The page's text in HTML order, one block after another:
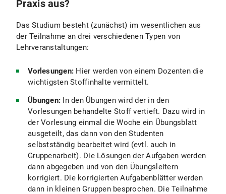
Praxis aus?
Das Studium besteht (zunächst) im wesentlichen aus
der Teilnahme an drei verschiedenen Typen von
Lehrveranstaltungen:
Vorlesungen: Hier werden von einem Dozenten die
wichtigsten Stoffinhalte vermittelt.
Übungen: In den Übungen wird der in den
Vorlesungen behandelte Stoff vertieft. Dazu wird in
der Vorlesung einmal die Woche ein Übungsblatt
ausgeteilt, das dann von den Studenten
selbstständig bearbeitet wird (evtl. auch in
Gruppenarbeit). Die Lösungen der Aufgaben werden
dann abgegeben und von den Übungsleitern
korrigiert. Die korrigierten Aufgabenblätter werden
dann in kleinen Gruppen besprochen. Die Teilnahme